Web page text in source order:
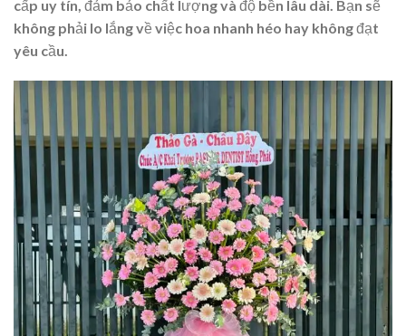
cấp uy tín, đảm bảo chất lượng và độ bền lâu dài. Bạn sẽ
không phải lo lắng về việc hoa nhanh héo hay không đạt
yêu cầu.